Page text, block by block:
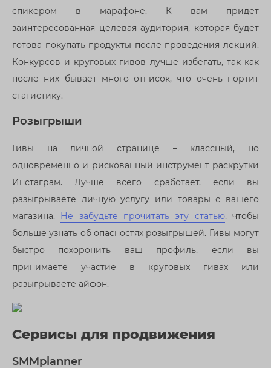
спикером в марафоне. К вам придет
заинтересованная целевая аудитория, которая будет
готова покупать продукты после проведения лекций.
Конкурсов и круговых гивов лучше избегать, так как
после них бывает много отписок, что очень портит
статистику.
Розыгрыши
Гивы на личной странице – классный, но
одновременно и рискованный инструмент раскрутки
Инстаграм. Лучше всего сработает, если вы
разыгрываете личную услугу или товары с вашего
магазина. Не забудьте прочитать эту статью, чтобы
больше узнать об опасностях розыгрышей. Гивы могут
быстро похоронить ваш профиль, если вы
принимаете участие в круговых гивах или
разыгрываете айфон.
Сервисы для продвижения
SMMplanner